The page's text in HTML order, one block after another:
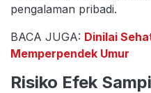
pengalaman pribadi.
BACA JUGA: Dinilai
Memperpendek Umur
Risiko Efek